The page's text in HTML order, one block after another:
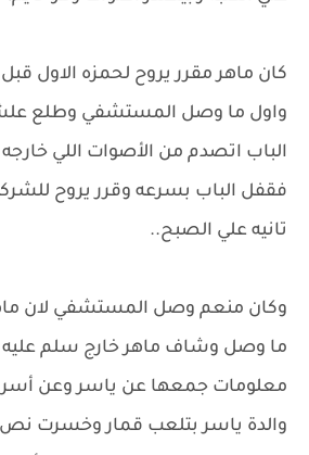
كان ماهر مقرر يروح لحمزه الاول
واول ما وصل المستشفي وطلع
الباب اتصدم من الأصوات اللي
فقفل الباب بسرعه وقرر يروح
تانيه علي الصبح..
وكان منعم وصل المستشفي لان
ما وصل وشاف ماهر خارج سلم عليه
معلومات جمعها عن ياسر وعن
والدة ياسر بتلعب قمار وخسرت نص